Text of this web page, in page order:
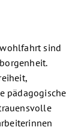
sind
pädagogische